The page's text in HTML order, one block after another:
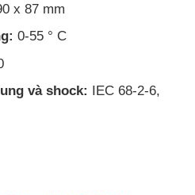
x 87 mm
0-55 ° C
và shock: IEC 68-2-6,